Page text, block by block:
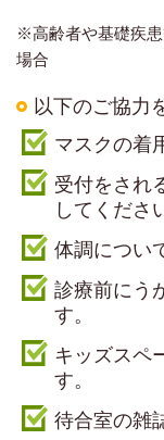
※高齢者や基礎疾患
場合
以下のご協力
マスクの着
受付をされ
してくださ
体調につい
診療前にう
す。
キッズスペ
す。
待合室の雑